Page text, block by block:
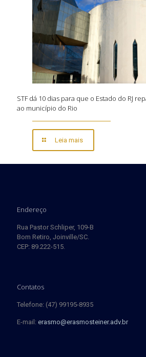
STF dá 10 dias para que o Estado do RJ
ao município do Rio
Leia mais
Endereço
Rua Pastor Schliper, 109-B
Bom Retiro, Joinville/SC.
CEP: 89.222-515.
Contatos
Telefone: (47) 99195-8935
E-mail: erasmo@erasmosteiner.adv.br